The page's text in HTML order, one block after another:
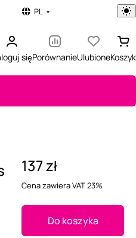
PL
sięPorównanieUlubioneKoszyk
137 zł
Cena zawiera VAT 23%
Do koszyka